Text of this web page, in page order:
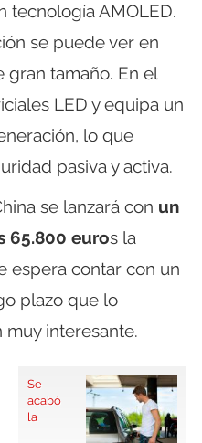
tecnología AMOLED.
se puede ver en
gran tamaño. En el
LED y equipa un
lo que
pasiva y activa.
se lanzará con un
65.800 euros la
espera contar con un
plazo que lo
interesante.
Se
acabó
la